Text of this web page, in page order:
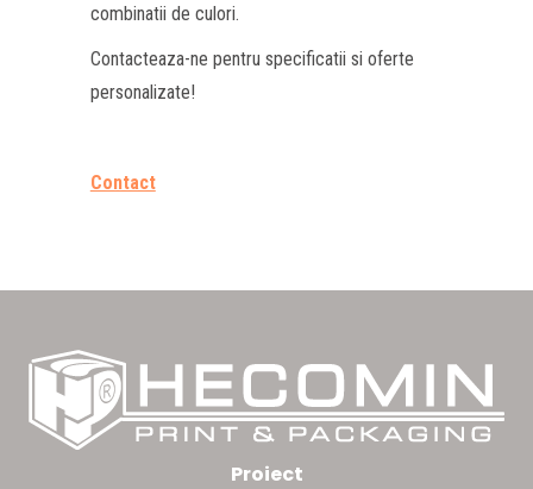
combinatii de culori.
Contacteaza-ne pentru specificatii si oferte
personalizate!
Contact
Proiect